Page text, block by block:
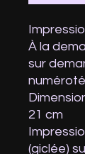
À la
sur
21 cm
(giclée)